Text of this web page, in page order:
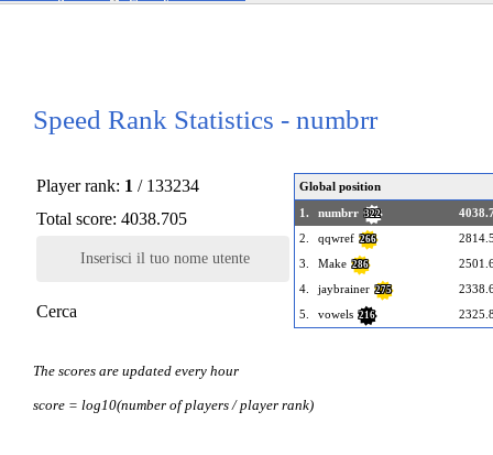
Speed Rank Statistics - numbrr
Player rank: 1 / 133234
Total score: 4038.705
Inserisci il tuo nome utente
Cerca
Global position
1.
numbrr 322
2.
qqwref 266
3.
Make 286
4.
jaybrainer 275
5.
vowels 216
The scores are updated every hour
score = log10(number of players / player rank)